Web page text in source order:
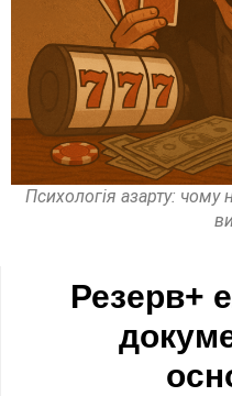
Психологія азарту: чому
Резерв+